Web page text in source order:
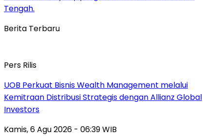
Tengah.
Berita Terbaru
Pers Rilis
UOB Perkuat Bisnis Wealth Management melalui
Kemitraan Distribusi Strategis dengan Allianz Global
Investors
Kamis, 6 Agu 2026 - 06:39 WIB